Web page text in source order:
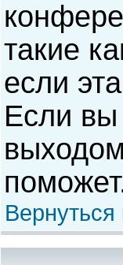
такие
если
Если вы
Вернуться